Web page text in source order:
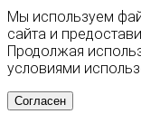
Мы используем
сайта и
Продолжая
условиями
Согласен